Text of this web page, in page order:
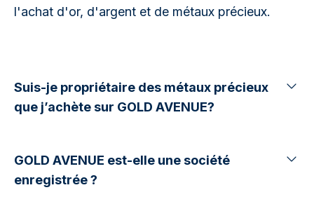
l'achat d'or, d'argent et de métaux précieux.
Suis-je propriétaire des métaux précieux
que j’achète sur GOLD AVENUE?
GOLD AVENUE est-elle une société
enregistrée ?